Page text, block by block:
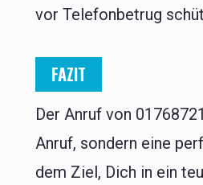
vor Telefonbetrug
FAZIT
Der Anruf von
Anruf, sondern eine
dem Ziel, Dich in ein